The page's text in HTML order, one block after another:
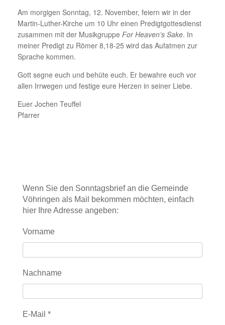
Am morgigen Sonntag, 12. November, feiern wir in der
Martin-Luther-Kirche um 10 Uhr einen Predigtgottesdienst
zusammen mit der Musikgruppe For Heaven’s Sake. In
meiner Predigt zu Römer 8,18-25 wird das Aufatmen zur
Sprache kommen.
Gott segne euch und behüte euch. Er bewahre euch vor
allen Irrwegen und festige eure Herzen in seiner Liebe.
Euer Jochen Teuffel
Pfarrer
Wenn Sie den Sonntagsbrief an die Gemeinde
Vöhringen als Mail bekommen möchten, einfach
hier Ihre Adresse angeben:
Vorname
Nachname
E-Mail *